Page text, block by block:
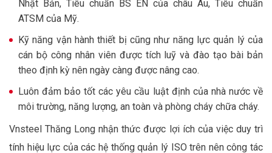
Nhật Bản, Tiêu chuẩn BS EN của châu Âu, Tiêu chuẩn
ATSM của Mỹ.
Kỹ năng vận hành thiết bị cũng như năng lực quản lý của
cán bộ công nhân viên được tích luỹ và đào tạo bài bản
theo định kỳ nên ngày càng được nâng cao.
Luôn đảm bảo tốt các yêu cầu luật định của nhà nước về
môi trường, năng lượng, an toàn và phòng cháy chữa cháy.
Vnsteel Thăng Long nhận thức được lợi ích của việc duy trì
tính hiệu lực của các hệ thống quản lý ISO trên nên công tác